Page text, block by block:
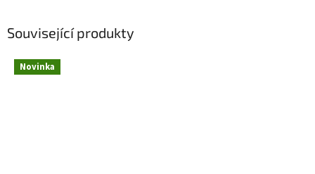
Související produkty
Novinka